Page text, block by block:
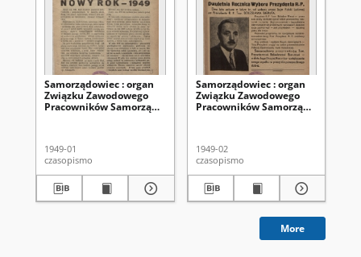
Samorządowiec : organ
Związku Zawodowego
Pracowników Samorządu
[33] (styczeń 1949)
1949-01
czasopismo
Samorządowiec : organ
Związku Zawodowego
Pracowników Samorządu
[34] (luty 1949)
1949-02
czasopismo
More